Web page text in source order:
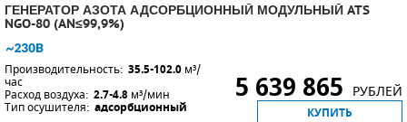
ГЕНЕРАТОР АЗОТА АДСОРБЦИОННЫЙ МОДУЛЬНЫЙ ATS
NGO-80 (AN≤99,9%)
Производительность: 35.5-102.0 м³/
час
Расход воздуха: 2.7-4.8 м³/мин
Тип осушителя: адсорбционный
5 639 865 РУБЛЕЙ
КУПИТЬ